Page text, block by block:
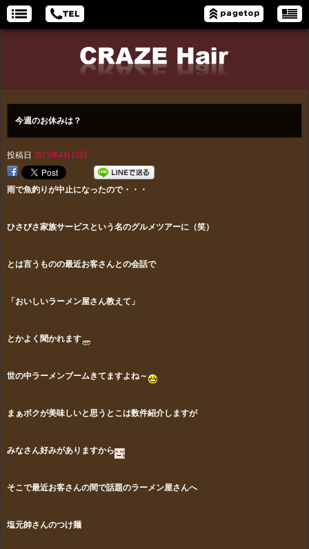
今週のお休みは？
投稿日 2015年4月15日
雨で魚釣りが中止になったので・・・
ひさびさ家族サービスという名のグルメツアーに（笑）
とは言うものの最近お客さんとの会話で
「おいしいラーメン屋さん教えて」
とかよく聞かれます
世の中ラーメンブームきてますよね～
まぁボクが美味しいと思うとこは数件紹介しますが
みなさん好みがありますから
そこで最近お客さんの間で話題のラーメン屋さんへ
塩元帥さんのつけ麺